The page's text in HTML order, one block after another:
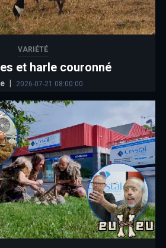
VARIÉTÉ
et harle couronné
| 2026-07-21 08:00:00